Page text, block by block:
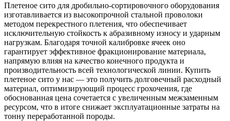
Плетеное сито для дробильно-сортировочного оборудования
изготавливается из высокопрочной стальной проволоки
методом перекрестного плетения, что обеспечивает
исключительную стойкость к абразивному износу и ударным
нагрузкам. Благодаря точной калибровке ячеек оно
гарантирует эффективное фракционирование материала,
напрямую влияя на качество конечного продукта и
производительность всей технологической линии. Купить
плетеное сито у нас — это получить долговечный расходный
материал, оптимизирующий процесс грохочения, где
обоснованная цена сочетается с увеличенным межзаменным
ресурсом, что в итоге снижает эксплуатационные затраты на
тонну переработанной породы.